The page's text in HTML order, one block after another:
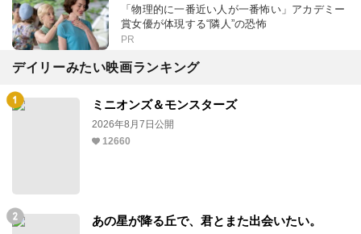
「物理的に一番近い人が一番怖い」アカデミー
賞女優が体現する“隣人”の恐怖
PR
デイリーみたい映画ランキング
ミニオンズ＆モンスターズ
2026年8月7日公開
12660
あの星が降る丘で、君とまた出会いたい。